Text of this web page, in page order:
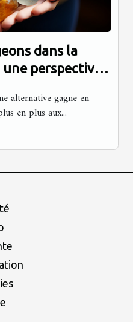
dans la
perspective
alternative gagne en
en plus aux...